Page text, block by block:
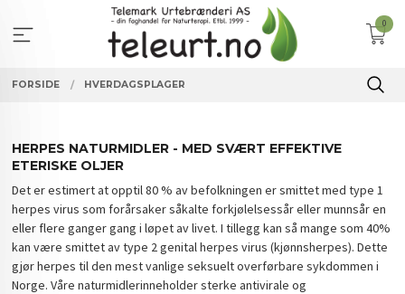
innholdet
0
FORSIDE HVERDAGSPLAGER
HERPES NATURMIDLER - MED SVÆRT EFFEKTIVE
ETERISKE OLJER
Det er estimert at opptil 80 % av befolkningen er smittet med type 1
herpes virus som forårsaker såkalte forkjølelsessår eller munnsår en
eller flere ganger gang i løpet av livet. I tillegg kan så mange som 40%
kan være smittet av type 2 genital herpes virus (kjønnsherpes). Dette
gjør herpes til den mest vanlige seksuelt overførbare sykdommen i
Norge. Våre naturmidlerinneholder sterke antivirale og